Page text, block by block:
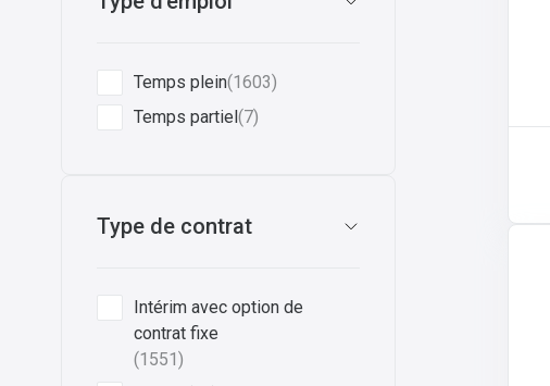
Temps plein(1603)
Temps partiel(7)
Type de contrat
Intérim avec option de
contrat fixe
(1551)